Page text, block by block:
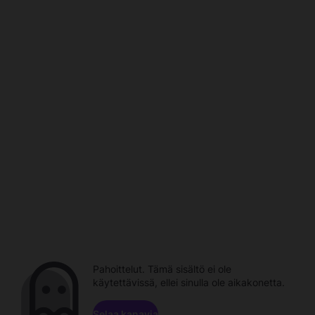
Pahoittelut. Tämä sisältö ei ole
käytettävissä, ellei sinulla ole aikakonetta.